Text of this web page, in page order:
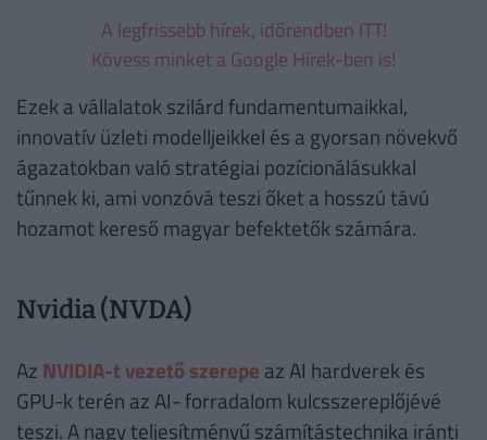
A legfrissebb hírek, időrendben ITT!
Kövess minket a Google Hírek-ben is!
Ezek a vállalatok szilárd fundamentumaikkal,
innovatív üzleti modelljeikkel és a gyorsan növekvő
ágazatokban való stratégiai pozícionálásukkal
tűnnek ki, ami vonzóvá teszi őket a hosszú távú
hozamot kereső magyar befektetők számára.
Nvidia (NVDA)
Az NVIDIA-t vezető szerepe az AI hardverek és
GPU-k terén az AI- forradalom kulcsszereplőjévé
teszi. A nagy teljesítményű számítástechnika iránti